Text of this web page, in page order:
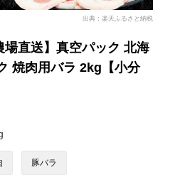
出典：楽天ふるさと納税
場直送】真空パック 北海
焼肉用バラ 2kg【小分
豚バラ